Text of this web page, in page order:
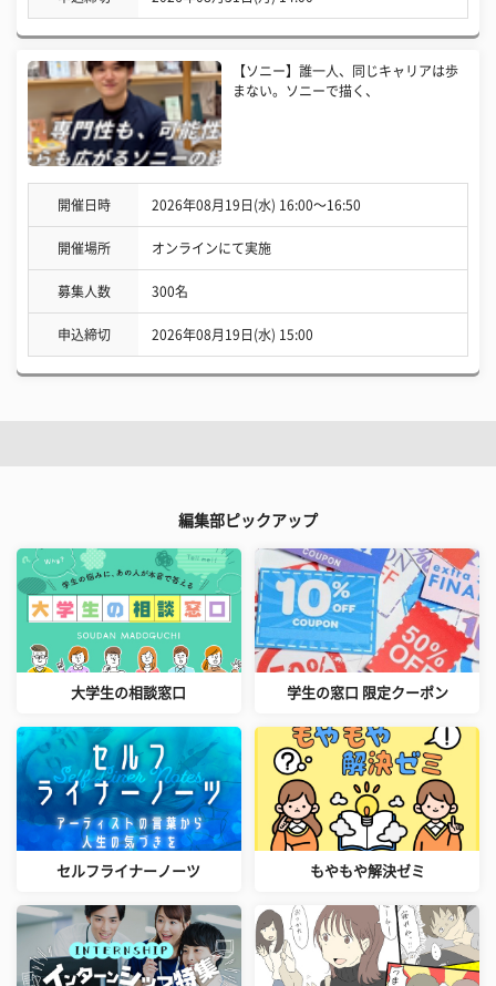
【ソニー】誰一人、同じキャリアは歩
まない。ソニーで描く、
開催日時 2026年08月19日(水) 16:00〜16:50
開催場所 オンラインにて実施
募集人数 300名
申込締切 2026年08月19日(水) 15:00
編集部ピックアップ
大学生の相談窓口 学生の窓口 限定クーポン
セルフライナーノーツ もやもや解決ゼミ